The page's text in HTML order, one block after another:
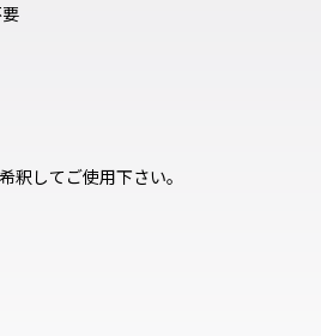
釈してご使用下さい。